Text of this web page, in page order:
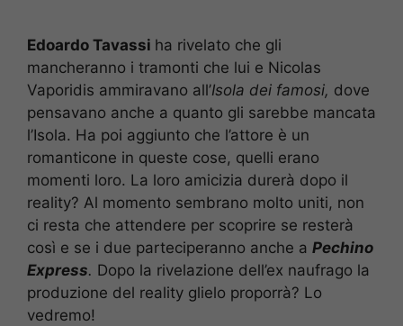
Edoardo Tavassi ha rivelato che gli
mancheranno i tramonti che lui e Nicolas
Vaporidis ammiravano all’Isola dei famosi, dove
pensavano anche a quanto gli sarebbe mancata
l’Isola. Ha poi aggiunto che l’attore è un
romanticone in queste cose, quelli erano
momenti loro. La loro amicizia durerà dopo il
reality? Al momento sembrano molto uniti, non
ci resta che attendere per scoprire se resterà
così e se i due parteciperanno anche a Pechino
Express. Dopo la rivelazione dell’ex naufrago la
produzione del reality glielo proporrà? Lo
vedremo!